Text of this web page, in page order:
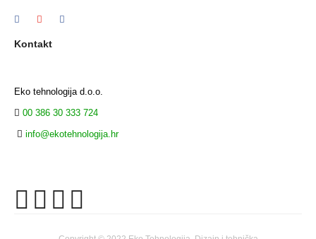
Kontakt
Eko tehnologija d.o.o.
00 386 30 333 724
info@ekotehnologija.hr